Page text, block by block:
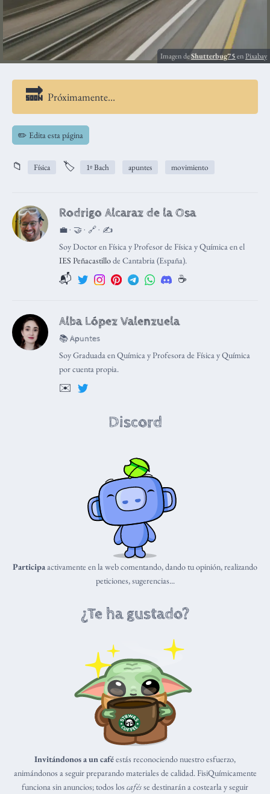
Imagen deShutterbug75enPixabay
Próximamente…
✏️ Edita esta página
📁 Física 🏷️ 1º Bach apuntes movimiento
Rodrigo Alcaraz de la Osa
💼 · 🤝 · 🔗 · ✍️
Soy Doctor en Física y Profesor de Física y Química en el
IES Peñacastillode Cantabria (España).
📬 ☕️
Alba López Valenzuela
📚 Apuntes
Soy Graduada en Química y Profesora de Física y Química
por cuenta propia.
✉️
Discord
Participaactivamente en la web comentando, dando tu opinión, realizando
peticiones, sugerencias...
¿Te ha gustado?
Invitándonos a un caféestás reconociendo nuestro esfuerzo,
animándonos a seguir preparando materiales de calidad. FisiQuímicamente
funciona sin anuncios; todos los cafésse destinarán a costearla y seguir